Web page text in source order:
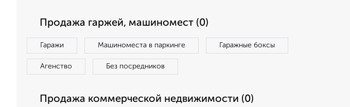
Продажа гаржей, машиномест (0)
Гаражи Машиноместа в паркинге Гаражные боксы
Агенство Без посредников
Продажа коммерческой недвижимости (0)